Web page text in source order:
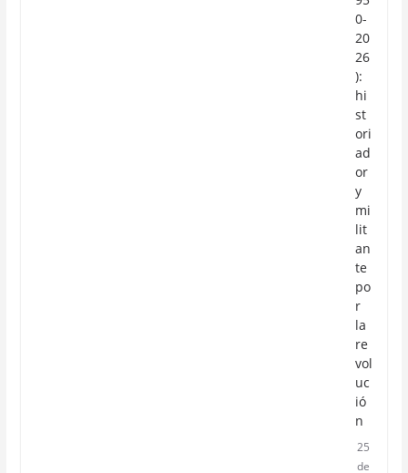
0-
20
26
):
hi
st
ori
ad
or
y
mi
lit
an
te
po
r
la
re
vol
uc
ió
n
25
de